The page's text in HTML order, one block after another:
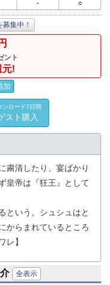
- ○
集中！
ント
元!
加
ンロード7日間
スト購入
粛清したり、宴ばかり
皇帝は『狂王』として
という。シュシュはと
からまれているところ
レ】
全表示